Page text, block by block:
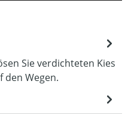
Sie verdichteten Kies
den Wegen.